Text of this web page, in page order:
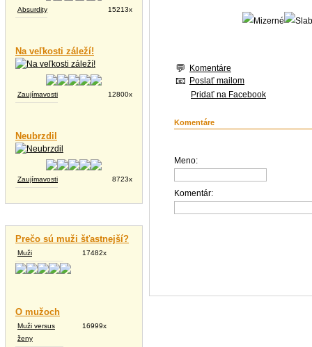
Absurdity 15213x
Na veľkosti záleží!
Zaujímavosti 12800x
Neubrzdil
Zaujímavosti 8723x
Prečo sú muži šťastnejší?
Muži 17482x
O mužoch
Muži versus
ženy
16999x
Komentáre
Poslať mailom
Pridať na Facebook
Komentáre
Meno:
Komentár: